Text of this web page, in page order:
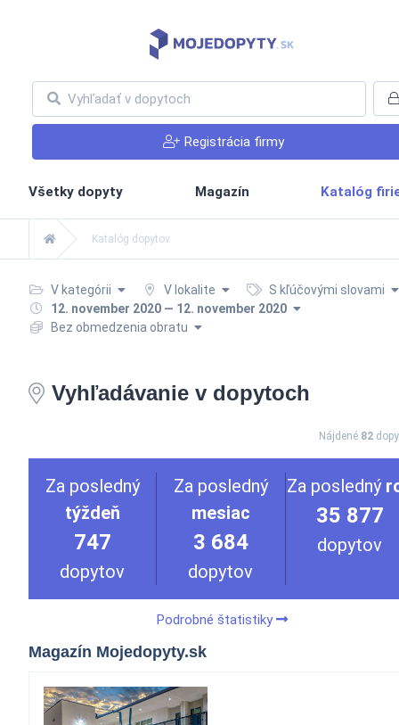
Registrácia firmy
Všetky dopyty Magazín Katalóg
Katalóg dopytov
V kategórii V lokalite
S kľúčovými slovami
12. november 2020 — 12. november 2020
Bez obmedzenia obratu
Vyhľadávanie v dopytoch
Nájdené 82
Za posledný
týždeň
747
dopytov
Za posledný
mesiac
3 684
dopytov
Za posledný
35 877
dopytov
Podrobné štatistiky
Magazín Mojedopyty.sk